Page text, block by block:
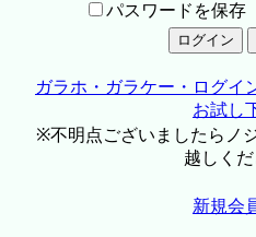
パスワードを保存
ガラホ・ガラケー・ログイ
お試し
※不明点ございましたらノ
越しくだ
新規会